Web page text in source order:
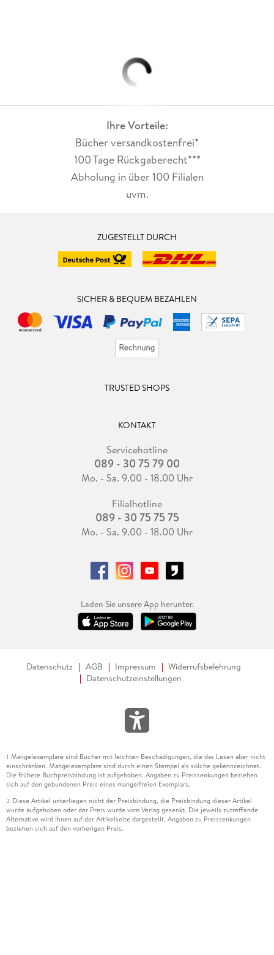
Ihre Vorteile:
Bücher versandkostenfrei*
100 Tage Rückgaberecht***
Abholung in über 100 Filialen
uvm.
ZUGESTELLT DURCH
SICHER & BEQUEM BEZAHLEN
TRUSTED SHOPS
KONTAKT
Servicehotline
089 - 30 75 79 00
Mo. - Sa. 9.00 - 18.00 Uhr
Filialhotline
089 - 30 75 75 75
Mo. - Sa. 9.00 - 18.00 Uhr
Laden Sie unsere App herunter.
Datenschutz AGB Impressum
Widerrufsbelehrung
Datenschutzeinstellungen
1 Mängelexemplare sind Bücher mit leichten Beschädigungen, die das Lesen aber nicht
einschränken. Mängelexemplare sind durch einen Stempel als solche gekennzeichnet.
Die frühere Buchpreisbindung ist aufgehoben. Angaben zu Preissenkungen beziehen
sich auf den gebundenen Preis eines mangelfreien Exemplars.
2 Diese Artikel unterliegen nicht der Preisbindung, die Preisbindung dieser Artikel
wurde aufgehoben oder der Preis wurde vom Verlag gesenkt. Die jeweils zutreffende
Alternative wird Ihnen auf der Artikelseite dargestellt. Angaben zu Preissenkungen
beziehen sich auf den vorherigen Preis.